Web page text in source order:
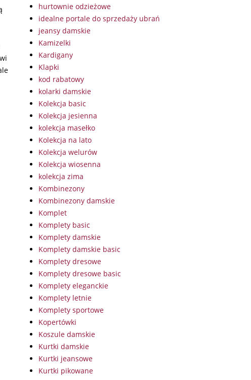
hurtownie odzieżowe
idealne portale do sprzedaży ubrań
jeansy damskie
Kamizelki
Kardigany
Klapki
kod rabatowy
kolarki damskie
Kolekcja basic
Kolekcja jesienna
kolekcja masełko
Kolekcja na lato
Kolekcja welurów
Kolekcja wiosenna
kolekcja zima
Kombinezony
Kombinezony damskie
Komplet
Komplety basic
Komplety damskie
Komplety damskie basic
Komplety dresowe
Komplety dresowe basic
Komplety eleganckie
Komplety letnie
Komplety sportowe
Kopertówki
Koszule damskie
Kurtki damskie
Kurtki jeansowe
Kurtki pikowane